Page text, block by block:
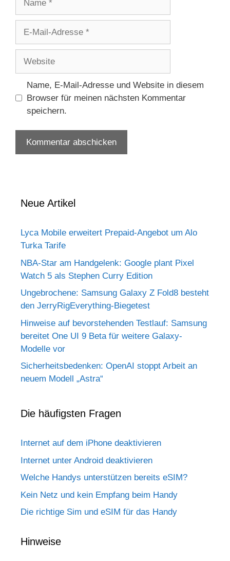
Adresse
Name, E-Mail-Adresse und Website in diesem
Browser für meinen nächsten Kommentar
speichern.
Neue Artikel
Lyca Mobile erweitert Prepaid-Angebot um Alo
Turka Tarife
NBA-Star am Handgelenk: Google plant Pixel
Watch 5 als Stephen Curry Edition
Ungebrochene: Samsung Galaxy Z Fold8 besteht
den JerryRigEverything-Biegetest
Hinweise auf bevorstehenden Testlauf: Samsung
bereitet One UI 9 Beta für weitere Galaxy-
Modelle vor
Sicherheitsbedenken: OpenAI stoppt Arbeit an
neuem Modell „Astra“
Die häufigsten Fragen
Internet auf dem iPhone deaktivieren
Internet unter Android deaktivieren
Welche Handys unterstützen bereits eSIM?
Kein Netz und kein Empfang beim Handy
Die richtige Sim und eSIM für das Handy
Hinweise